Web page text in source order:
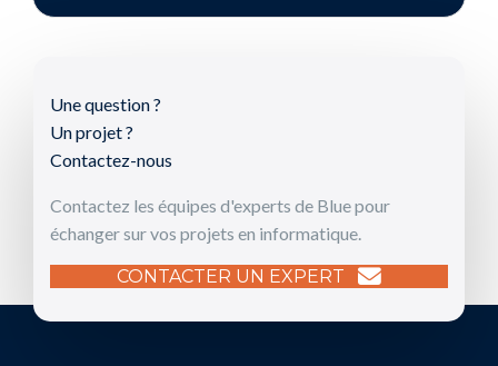
Une question ?
Un projet ?
Contactez-nous
Contactez les équipes d'experts de Blue pour
échanger sur vos projets en informatique.
CONTACTER UN EXPERT